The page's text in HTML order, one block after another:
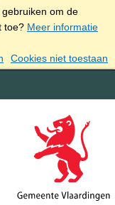
om de
toe? Meer informatie
Cookies niet toestaan